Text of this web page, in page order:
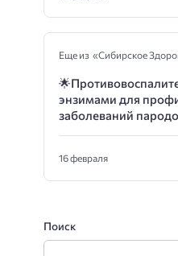
Еще из «Сибирское
🌟
энзимами для
заболеваний
16 февраля
Поиск